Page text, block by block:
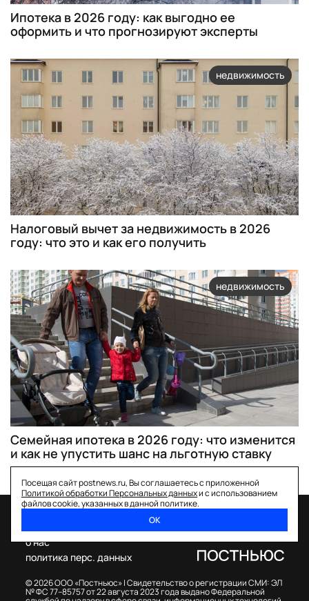
Ипотека в 2026 году: как выгодно ее
оформить и что прогнозируют эксперты
недвижимость
Налоговый вычет за недвижимость в 2026
году: что это и как его получить
недвижимость
Семейная ипотека в 2026 году: что изменится
и как не упустить шанс на льготную ставку
Посещая сайт postnews.ru, Вы соглашаетесь с приложенной
Политикой обработки Персональных данныхи с использованием
файлов cookie, указанных в данной политике.
ОК
© 2026 ООО «Постньюс» |Свидетельство о регистрации СМИ: ЭЛ
№ ФС 77–85757 от 22 августа 2023 года выдано Федеральной
о нас
политика перс. данных